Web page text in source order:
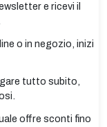
e ricevi il
o in negozio, inizi
tutto subito,
offre sconti fino